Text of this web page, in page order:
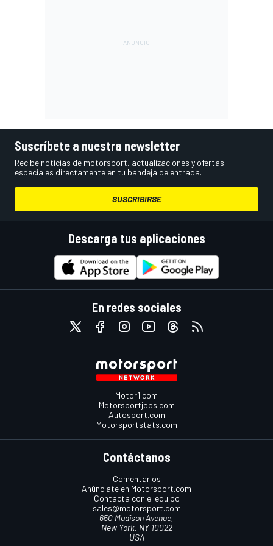
Suscríbete a nuestra newsletter
Recibe noticias de motorsport, actualizaciones y ofertas
especiales directamente en tu bandeja de entrada.
SUSCRIBIRSE
Descarga tus aplicaciones
En redes sociales
Motor1.com
Motorsportjobs.com
Autosport.com
Motorsportstats.com
Contáctanos
Comentarios
Anúnciate en Motorsport.com
Contacta con el equipo
sales@motorsport.com
650 Madison Avenue,
New York, NY 10022
USA